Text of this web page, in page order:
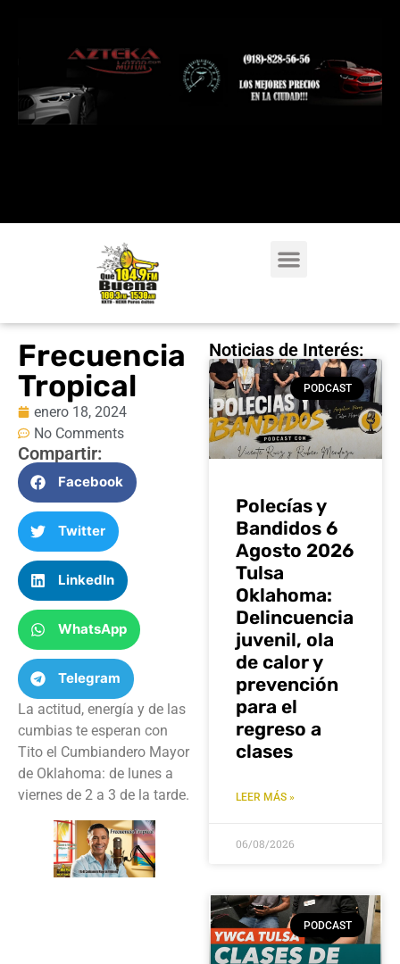
Frecuencia
Tropical
enero 18, 2024
No Comments
Compartir:
Facebook
Twitter
LinkedIn
WhatsApp
Telegram
La actitud, energía y de las
cumbias te esperan con
Tito el Cumbiandero Mayor
de Oklahoma: de lunes a
viernes de 2 a 3 de la tarde.
Noticias de Interés:
PODCAST
Polecías y
Bandidos 6
Agosto 2026
Tulsa
Oklahoma:
Delincuencia
juvenil, ola
de calor y
prevención
para el
regreso a
clases
LEER MÁS »
06/08/2026
PODCAST